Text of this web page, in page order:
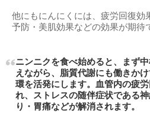
他にもにんにくには、疲労回復効
予防・美肌効果などの効果が期待
ニンニクを食べ始めると、まず
えながら、脂質代謝にも働きか
環を活発にします。血管内の疲
れ、ストレスの随伴症状である
り・胃痛などが解消されます。